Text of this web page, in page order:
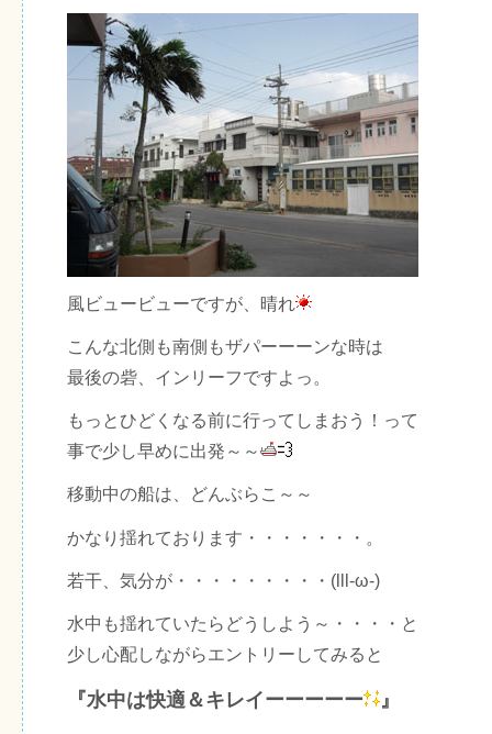
風ビュービューですが、晴れ
こんな北側も南側もザパーーーンな時は
最後の砦、インリーフですよっ。
もっとひどくなる前に行ってしまおう！って
事で少し早めに出発～～
移動中の船は、どんぶらこ～～
かなり揺れております・・・・・・・。
若干、気分が・・・・・・・・・(lll-ω-)
水中も揺れていたらどうしよう～・・・・と
少し心配しながらエントリーしてみると
『水中は快適＆キレイーーーーー 』